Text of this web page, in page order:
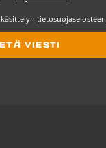
käsittelyntietosuojaselosteen